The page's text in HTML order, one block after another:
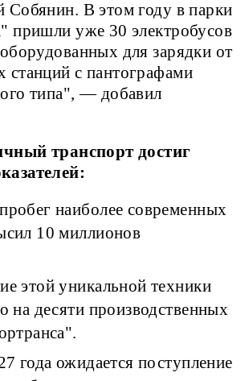
В этом году в парки
пришли уже 30 электробусов
для зарядки от
станций с пантографами
типа", — добавил
транспорт достиг
наиболее современных
10 миллионов
этой уникальной техники
на десяти производственных
года ожидается поступление